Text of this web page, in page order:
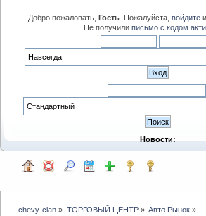
Добро пожаловать, Гость. Пожалуйста, войдите
Не получили письмо с кодом
Новости:
chevy-clan » ТОРГОВЫЙ ЦЕНТР» Авто Рынок»